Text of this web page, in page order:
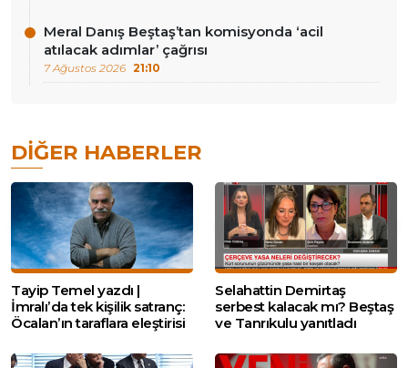
Meral Danış Beştaş’tan komisyonda ‘acil
atılacak adımlar’ çağrısı
7 Ağustos 2026 21:10
DIĞER HABERLER
Tayip Temel yazdı |
İmralı’da tek kişilik satranç:
Öcalan’ın taraflara eleştirisi
Selahattin Demirtaş
serbest kalacak mı? Beştaş
ve Tanrıkulu yanıtladı